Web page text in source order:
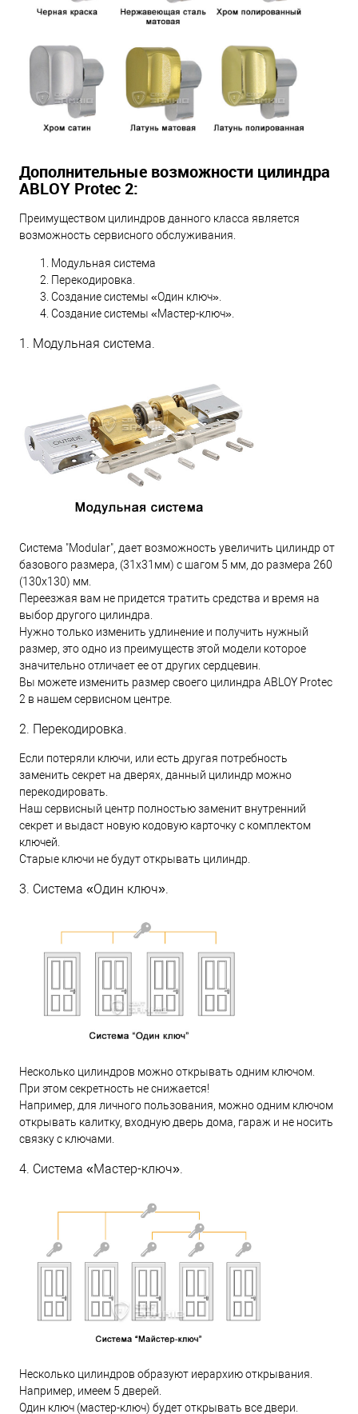
Дополнительные возможности цилиндра
ABLOY Protec 2:
Преимуществом цилиндров данного класса является
возможность сервисного обслуживания.
Модульная система
Перекодировка.
Создание системы «Один ключ».
Создание системы «Мастер-ключ».
1. Модульная система.
Система "Modular", дает возможность увеличить цилиндр от
базового размера, (31х31мм) с шагом 5 мм, до размера 260
(130х130) мм.
Переезжая вам не придется тратить средства и время на
выбор другого цилиндра.
Нужно только изменить удлинение и получить нужный
размер, это одно из преимуществ этой модели которое
значительно отличает ее от других сердцевин.
Вы можете изменить размер своего цилиндра ABLOY Protec
2 в нашем сервисном центре.
2. Перекодировка.
Если потеряли ключи, или есть другая потребность
заменить секрет на дверях, данный цилиндр можно
перекодировать.
Наш сервисный центр полностью заменит внутренний
секрет и выдаст новую кодовую карточку с комплектом
ключей.
Старые ключи не будут открывать цилиндр.
3. Система «Один ключ».
Несколько цилиндров можно открывать одним ключом.
При этом секретность не снижается!
Например, для личного пользования, можно одним ключом
открывать калитку, входную дверь дома, гараж и не носить
связку с ключами.
4. Система «Мастер-ключ».
Несколько цилиндров образуют иерархию открывания.
Например, имеем 5 дверей.
Один ключ (мастер-ключ) будет открывать все двери.